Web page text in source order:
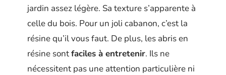
jardin assez légère. Sa texture s’apparente à
celle du bois. Pour un joli cabanon, c’est la
résine qu’il vous faut. De plus, les abris en
résine sontfaciles à entretenir. Ils ne
nécessitent pas une attention particulière ni